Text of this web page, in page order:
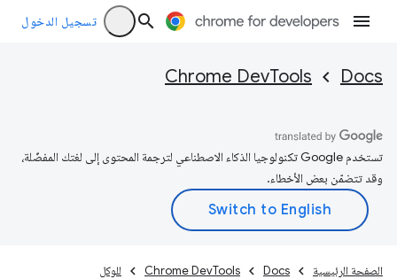
تسجيل الدخول
Docs
Chrome DevTools
تستخدم Google تكنولوجيا الذكاء الاصطناعي لترجمة المحتوى إلى لغتك المفضّلة،
وقد تتضمّن بعض الأخطاء.
الصفحة الرئيسية Docs
Chrome DevTools للوكل